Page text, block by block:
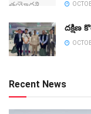
దక్షిణ
Recent News